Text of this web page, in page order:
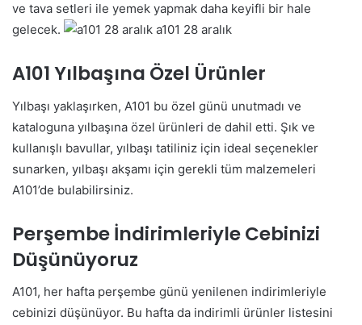
ve tava setleri ile yemek yapmak daha keyifli bir hale
gelecek.
a101 28 aralık
A101 Yılbaşına Özel Ürünler
Yılbaşı yaklaşırken, A101 bu özel günü unutmadı ve
kataloguna yılbaşına özel ürünleri de dahil etti. Şık ve
kullanışlı bavullar, yılbaşı tatiliniz için ideal seçenekler
sunarken, yılbaşı akşamı için gerekli tüm malzemeleri
A101’de bulabilirsiniz.
Perşembe İndirimleriyle Cebinizi
Düşünüyoruz
A101, her hafta perşembe günü yenilenen indirimleriyle
cebinizi düşünüyor. Bu hafta da indirimli ürünler listesini